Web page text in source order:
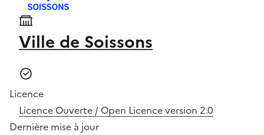
Ville de Soissons
Licence
Licence Ouverte / Open Licence version 2.0
Dernière mise à jour